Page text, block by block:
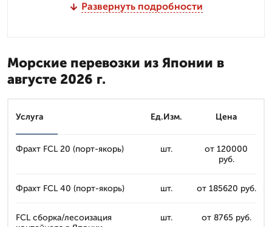
Развернуть подробности
Морские перевозки из Японии в
августе 2026 г.
Услуга Ед.Изм. Цена
Фрахт FCL 20 (порт-якорь) шт.
от 120000
руб.
Фрахт FCL 40 (порт-якорь) шт. от 185620 руб.
FCL сборка/лесоизация
шт. от 8765 руб.